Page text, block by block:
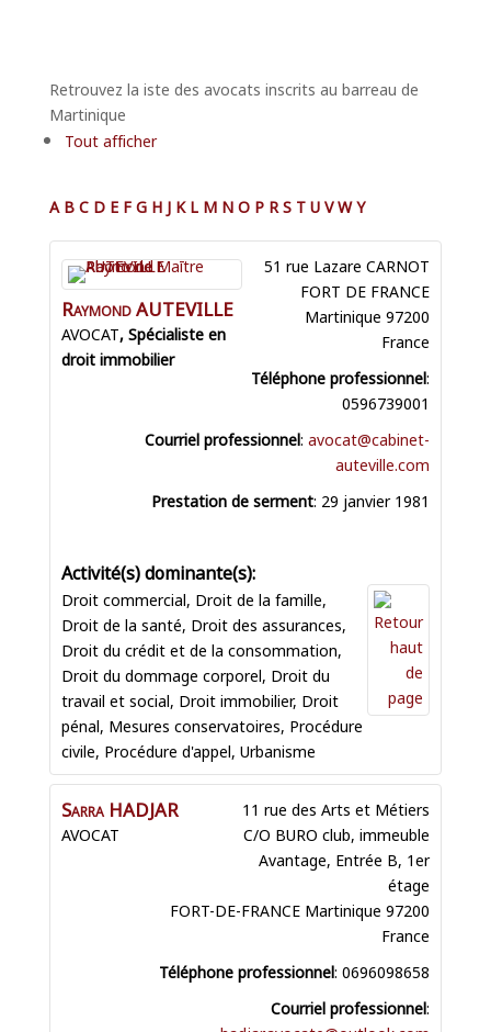
Retrouvez la iste des avocats inscrits au barreau de
Martinique
Tout afficher
A BC D E FG H J K L M NO P RS TUVWY
RaymondAUTEVILLE
AVOCAT
51 rue Lazare CARNOT
FORT DE FRANCE
Martinique 97200
France
Téléphone professionnel:
0596739001
Courriel professionnel: avocat@cabinet-
auteville.com
Prestation de serment: 29 janvier 1981
Droit commercial, Droit de la famille,
Droit de la santé, Droit des assurances,
Droit du crédit et de la consommation,
Droit du dommage corporel, Droit du
travail et social, Droit immobilier, Droit
pénal, Mesures conservatoires, Procédure
civile, Procédure d'appel, Urbanisme
Sarra HADJAR
AVOCAT
11 rue des Arts et Métiers
C/O BURO club, immeuble
Avantage, Entrée B, 1er
étage
FORT-DE-FRANCE Martinique 97200
France
Téléphone professionnel: 0696098658
Courriel professionnel: